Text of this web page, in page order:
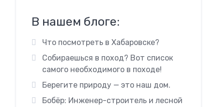
В нашем блоге:
Что посмотреть в Хабаровске?
Собираешься в поход? Вот список
самого необходимого в походе!
Берегите природу — это наш дом.
Бобёр: Инженер-строитель и лесной